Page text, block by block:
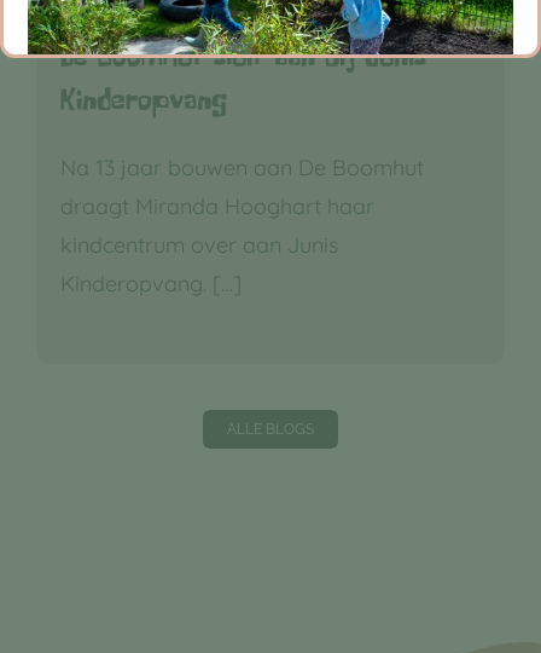
De Boomhut sluit aan bij Junis
Kinderopvang
Na 13 jaar bouwen aan De Boomhut
draagt Miranda Hooghart haar
kindcentrum over aan Junis
Kinderopvang. […]
ALLE BLOGS